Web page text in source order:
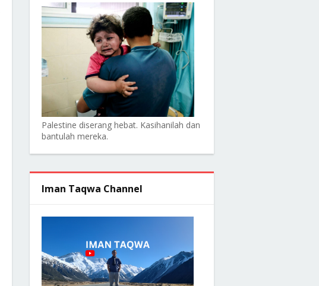
Palestine diserang hebat. Kasihanilah dan
bantulah mereka.
Iman Taqwa Channel